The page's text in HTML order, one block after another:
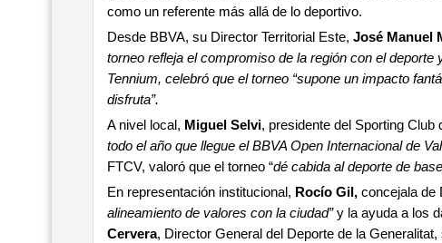
como un referente más allá de lo deportivo.
Desde BBVA, su Director Territorial Este, José Manuel
torneo refleja el compromiso de la región con el
Tennium, celebró que el torneo “supone un impacto
disfruta”.
A nivel local, Miguel Selvi, presidente del Sporting
todo el año que llegue el BBVA Open Internacional de
FTCV, valoró que el torneo “dé cabida al deporte de
En representación institucional, Rocío Gil, concejala de
alineamiento de valores con la ciudad”y la ayuda a los
Cervera, Director General del Deporte de la